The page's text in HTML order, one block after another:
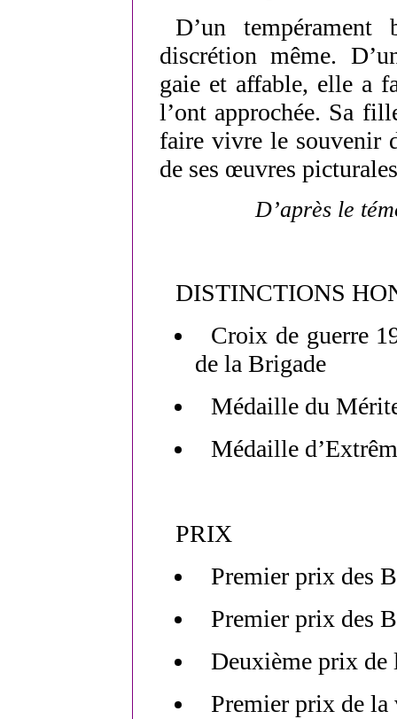
D’un
discrétion même.
gaie et affable, elle a
l’ont approchée. Sa
faire vivre le souvenir
de ses œuvres
D’après le
DISTINCTIONS
Croix de guerre
de la Brigade
Médaille du
Médaille
PRIX
Premier prix des
Premier prix des
Deuxième prix de
Premier prix de